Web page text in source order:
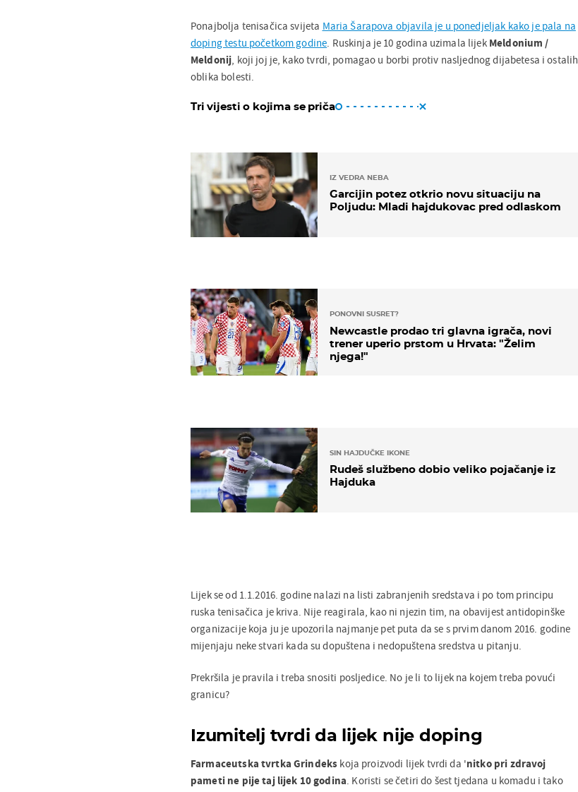
Ponajbolja tenisačica svijeta Maria Šarapova objavila je u ponedjeljak kako je pala na
doping testu početkom godine. Ruskinja je 10 godina uzimala lijek Meldonium /
Meldonij, koji joj je, kako tvrdi, pomagao u borbi protiv nasljednog dijabetesa i ostalih
oblika bolesti.
Tri vijesti o kojima se priča
IZ VEDRA NEBA
Garcijin potez otkrio novu situaciju na
Poljudu: Mladi hajdukovac pred odlaskom
PONOVNI SUSRET?
Newcastle prodao tri glavna igrača, novi
trener uperio prstom u Hrvata: "Želim
njega!"
SIN HAJDUČKE IKONE
Rudeš službeno dobio veliko pojačanje iz
Hajduka
Lijek se od 1.1.2016. godine nalazi na listi zabranjenih sredstava i po tom principu
ruska tenisačica je kriva. Nije reagirala, kao ni njezin tim, na obavijest antidopinške
organizacije koja ju je upozorila najmanje pet puta da se s prvim danom 2016. godine
mijenjaju neke stvari kada su dopuštena i nedopuštena sredstva u pitanju.
Prekršila je pravila i treba snositi posljedice. No je li to lijek na kojem treba povući
granicu?
Izumitelj tvrdi da lijek nije doping
Farmaceutska tvrtka Grindeks koja proizvodi lijek tvrdi da 'nitko pri zdravoj
pameti ne pije taj lijek 10 godina. Koristi se četiri do šest tjedana u komadu i tako